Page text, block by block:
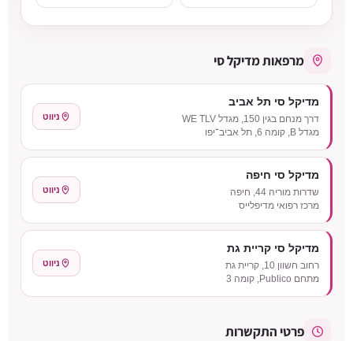
מרפאות מדיקל סי
מדיקל סי תל אביב
דרך מנחם בגין 150, מגדל WE TLV
מגדל B, קומה 6, תל אביב־יפו
ניווט
מדיקל סי חיפה
שדרות מוריה 44, חיפה
מרכז רפואי מדיפלייס
ניווט
מדיקל סי קריית גת
רחוב חשוון 10, קריית גת
מתחם Publico, קומה 3
ניווט
פרטי התקשרות